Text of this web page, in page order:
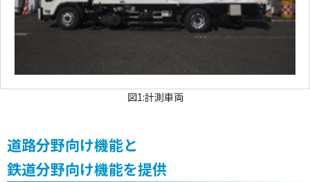
図1:計測車両
道路分野向け機能と
鉄道分野向け機能を提供